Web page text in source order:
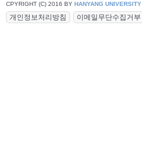
CPYRIGHT (C) 2016 BY HANYANG UNIVERSITY
개인정보처리방침 이메일무단수집거부